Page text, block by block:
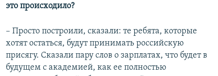
это происходило?
– Просто построили, сказали: те ребята, которые
хотят остаться, будут принимать российскую
присягу. Сказали пару слов о зарплатах, что будет в
будущем с академией, как ее полностью